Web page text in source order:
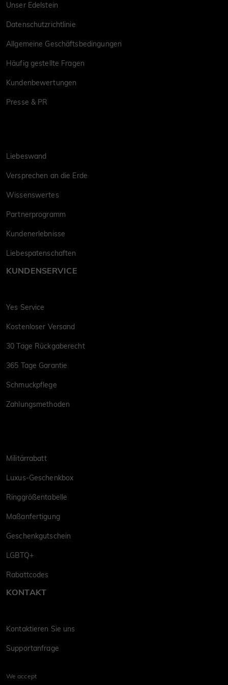
Unser Edelstein
Datenschutzrichtlinie
Allgemeine Geschäftsbedingungen
Häufig gestellte Fragen
Kundenbewertungen
Presse & PR
Liebeswand
Versprechen an die Erde
Wissenswertes
Partnerprogramm
Kundenerlebnisse
Liebespatenschaften
KUNDENSERVICE
Yes Service
Kostenloser Versand
30 Tage Rückgaberecht
365 Tage Garantie
Schmuckpflege
Zahlungsmethoden
Militärrabatt
Luxus-Geschenkbox
Ringgrößentabelle
Maßanfertigung
Geschenkgutschein
LGBTQ+
Rabattcodes
KONTAKT
Kontaktieren Sie uns
Supportanfrage
We accept